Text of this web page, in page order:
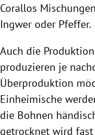
Corallos
Ingwer oder Pfeffer.
Auch die
produzieren je
Überproduktion
Einheimische
die Bohnen
getrocknet wird